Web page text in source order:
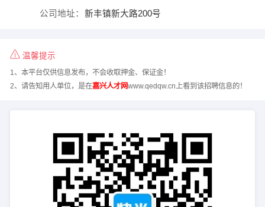
公司地址： 新丰镇新大路200号
温馨提示
1、本平台仅供信息发布，不会收取押金、保证金！
2、请告知用人单位，是在嘉兴人才网www.qedqw.cn上看到该招聘信息的！